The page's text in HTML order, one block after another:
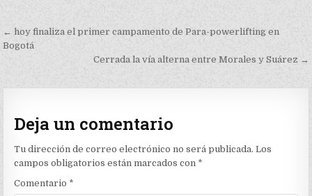
Navegación
de
← hoy finaliza el primer campamento de Para-powerlifting en
Bogotá
Cerrada la vía alterna entre Morales y Suárez →
Deja un comentario
Tu dirección de correo electrónico no será publicada. Los
campos obligatorios están marcados con *
Comentario *